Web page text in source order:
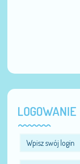
LOGOWANIE